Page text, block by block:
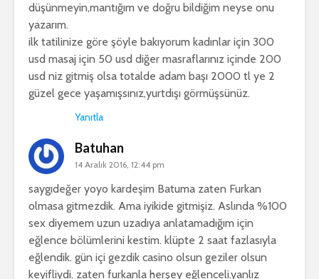
düşünmeyin,mantığım ve doğru bildiğim neyse onu
yazarım.
ilk tatilinize göre şöyle bakıyorum kadınlar için 300
usd masaj için 50 usd diğer masraflarınız içinde 200
usd niz gitmiş olsa totalde adam başı 2000 tl ye 2
güzel gece yaşamışsınız,yurtdışı görmüşsünüz.
Yanıtla
Batuhan
14 Aralık 2016, 12:44 pm
saygıdeğer yoyo kardeşim Batuma zaten Furkan
olmasa gitmezdik. Ama iyikide gitmişiz. Aslında %100
sex diyemem uzun uzadıya anlatamadığım için
eğlence bölümlerini kestim. klüpte 2 saat fazlasıyla
eğlendik. gün içi gezdik casino olsun geziler olsun
keyifliydi. zaten furkanla herşey eğlenceli.yanlız